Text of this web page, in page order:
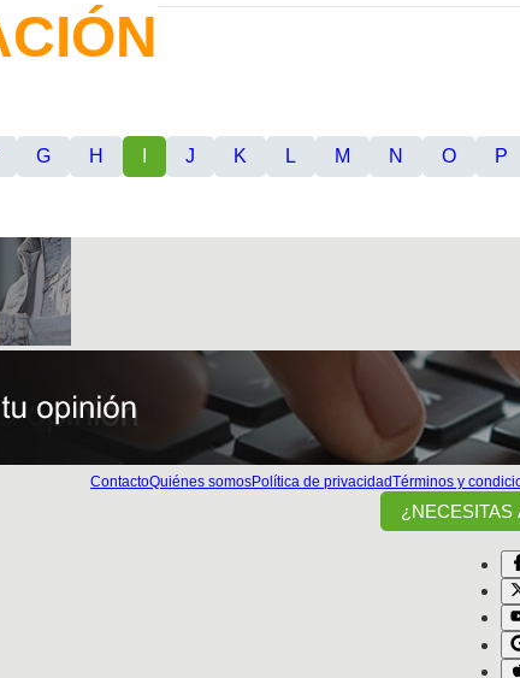
G H J K L M N O P
ContactoQuiénes somosPolítica de privacidadTérminos y
¿NECESITAS